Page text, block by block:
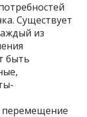
Существует
из
быть
перемещение